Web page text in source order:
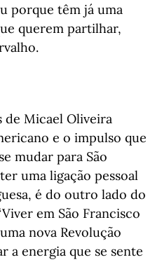
porque têm já uma
querem partilhar,
de Micael Oliveira
e o impulso que
mudar para São
uma ligação pessoal
é do outro lado do
em São Francisco
nova Revolução
a energia que se sente